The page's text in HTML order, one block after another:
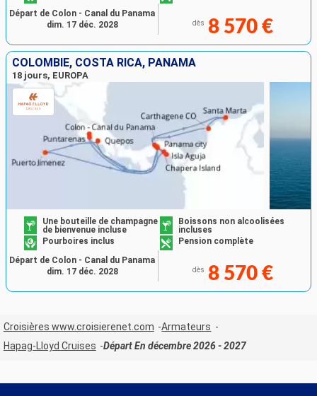
dès 8 570 €
Départ de Colon - Canal du Panama
dim. 17 déc. 2028
COLOMBIE, COSTA RICA, PANAMA
18 jours, EUROPA
Une bouteille de champagne
de bienvenue incluse
Boissons non alcoolisées
incluses
Pourboires inclus
Pension complète
dès 8 570 €
Départ de Colon - Canal du Panama
dim. 17 déc. 2028
Croisières www.croisierenet.com
Armateurs
Hapag-Lloyd Cruises
Départ En décembre 2026 - 2027